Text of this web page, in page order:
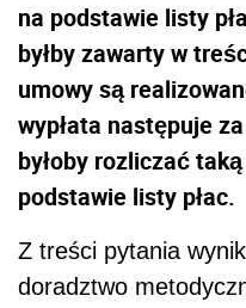
na podstawie listy
byłby zawarty w
umowy są
wypłata następuje
byłoby rozliczać
podstawie listy płac.
Z treści pytania
doradztwo